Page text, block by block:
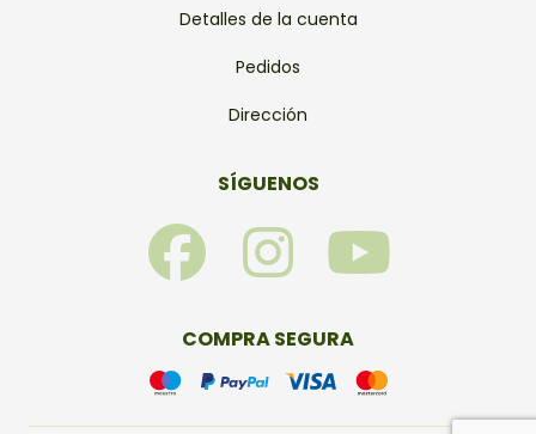
Detalles de la cuenta
Pedidos
Dirección
SÍGUENOS
F
a
c
e
I
n
s
t
Y
u
t
COMPRA SEGURA